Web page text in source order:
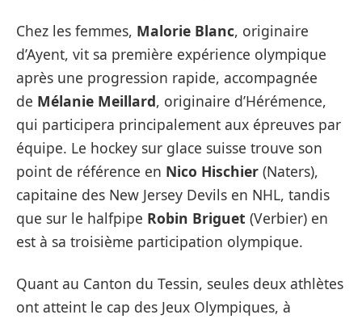
Chez les femmes, Malorie Blanc, originaire
d’Ayent, vit sa première expérience olympique
après une progression rapide, accompagnée
de Mélanie Meillard, originaire d’Hérémence,
qui participera principalement aux épreuves par
équipe. Le hockey sur glace suisse trouve son
point de référence en Nico Hischier (Naters),
capitaine des New Jersey Devils en NHL, tandis
que sur le halfpipe Robin Briguet (Verbier) en
est à sa troisième participation olympique.
Quant au Canton du Tessin, seules deux athlètes
ont atteint le cap des Jeux Olympiques, à